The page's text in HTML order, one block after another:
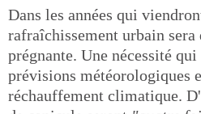
Dans les années qui
rafraîchissement urbain sera
prégnante. Une nécessité
prévisions météorologiques
réchauffement climatique.